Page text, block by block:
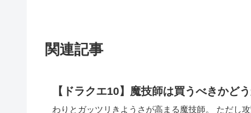
関連記事
【ドラクエ10】魔技師は買うべきかど
わりとガッツリきようさが高まる魔技師。 ただし